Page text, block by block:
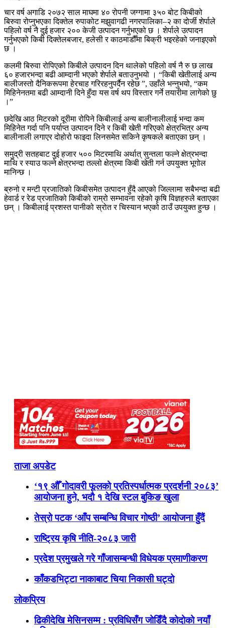
चार वर्ष अगाडि २०७२ साल माघमा ४० रोपनी जग्गामा ३५० बोट किबीको
बिरुवा रोप्नुभएका दिक्तेल रुपाकोट मझुवागढी नगरपालिका–२ का दोर्जी शेर्पाले
पहिलो वर्ष नै दुई हजार २०० केजी उत्पादन गर्नुभएको छ । शेर्पाले उत्पादन
गर्नुभएको किबी दिक्तेलबजार, हलेसी र काठमाडौँमा बिक्री भइरहेको जनाइएको
छ ।
कलमी बिरुवा रोपिएको किबीले उत्पादन दिन थालेको पहिलो वर्ष नै रु छ लाख
६० हजारभन्दा बढी आम्दानी भएको शेर्पाले बताउनुभयो । “किबी खेतीलाई अन्य
बालीजस्तो दैनिकरूपमा हेरचाह गरिरहनुपर्दैन रहेछ ”, उहाँले भन्नुभयो, “कम
मिहिनेनतमा बढी आम्दानी दिने हुँदा यस वर्ष थप विस्तार गर्ने तयारीमा लागेको छु
।”
छदेखि आठ मिटरको दूरीमा रोपिने किबीलाई अन्य बालीनालीलाई भन्दा कम
मिहिनेत गर्दा पनि पर्याप्त उत्पादन दिने र किबी खेती गरिएको क्षेत्रभित्र अन्य
बालीनाली लगाएर दोहोरो फाइदा लिनसमेत सकिने कृषकले बताएका छन् ।
समुद्री सतहबाट दुई हजार ५०० मिटरमाथि अर्थात् सुन्तला फल्ने क्षेत्रभन्दा
माथि र स्याउ फल्ने क्षेत्रभन्दा तल्लो क्षेत्रमा किबी खेती गर्न उपयुक्त भूगोल
मानिन्छ ।
ब्रुनो र मन्टी प्रजातिको किबीसमेत उत्पादन हुँदै आएको जिल्लामा सबैभन्दा बढी
हेवार्ड र रेड प्रजातिको किबीको राम्रो सम्भावना रहेको कृषि विज्ञहरुले बताएका
छन् । किबीलाई प्रशस्त पानीको स्रोत र चिस्यान भएको ठाउँ उपयुक्त हुन्छ ।
ताजा अपडेट
‘१९ औँ गोदावरी फूलको प्रतिस्पर्धात्मक प्रदर्शनी २०८३’
आयोजना हुने, भदौ १ देखि स्टल बुकिङ खुला
तेस्रो पटक ‘आँप सम्बन्धि विचार गोष्ठी’ आयोजना हुँदैं
राष्ट्रिय कृषि नीति-२०८३ जारी
प्रदेश प्रमुखले गरे गाँजासम्बन्धी विधेयक प्रमाणीकरण
काँकडभिट्टा नाकाबाट चिया निकासी घट्दो
लोकप्रिय
ढिकीदेखि मेसिनसम्म : प्रविधिसँग जोडिँदै कोदोको नयाँ